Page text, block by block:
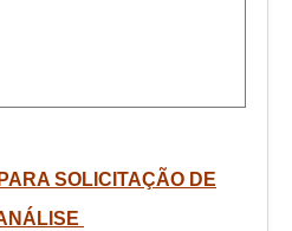
SOLICITAÇÃO DE